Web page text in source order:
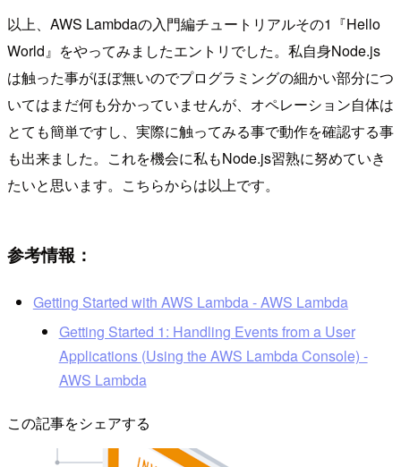
以上、AWS Lambdaの入門編チュートリアルその1『Hello
World』をやってみましたエントリでした。私自身Node.js
は触った事がほぼ無いのでプログラミングの細かい部分につ
いてはまだ何も分かっていませんが、オペレーション自体は
とても簡単ですし、実際に触ってみる事で動作を確認する事
も出来ました。これを機会に私もNode.js習熟に努めていき
たいと思います。こちらからは以上です。
参考情報：
Getting Started with AWS Lambda - AWS Lambda
Getting Started 1: Handling Events from a User
Applications (Using the AWS Lambda Console) -
AWS Lambda
この記事をシェアする